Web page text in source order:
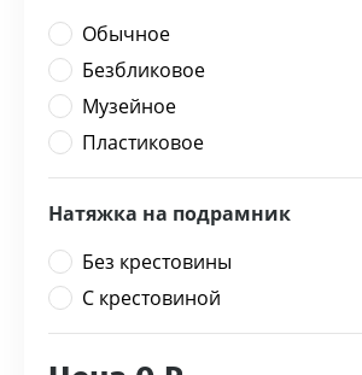
Обычное
Безбликовое
Музейное
Пластиковое
Натяжка на подрамник
Без крестовины
С крестовиной